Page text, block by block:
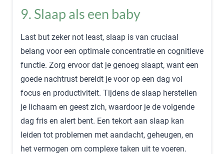
9. Slaap als een baby
Last but zeker not least, slaap is van cruciaal
belang voor een optimale concentratie en cognitieve
functie. Zorg ervoor dat je genoeg slaapt, want een
goede nachtrust bereidt je voor op een dag vol
focus en productiviteit. Tijdens de slaap herstellen
je lichaam en geest zich, waardoor je de volgende
dag fris en alert bent. Een tekort aan slaap kan
leiden tot problemen met aandacht, geheugen, en
het vermogen om complexe taken uit te voeren.